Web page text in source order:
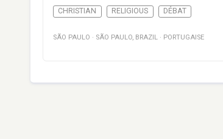
CHRISTIAN RELIGIOUS DÉBAT
SÃO PAULO · SÃO PAULO, BRAZIL · PORTUGAISE